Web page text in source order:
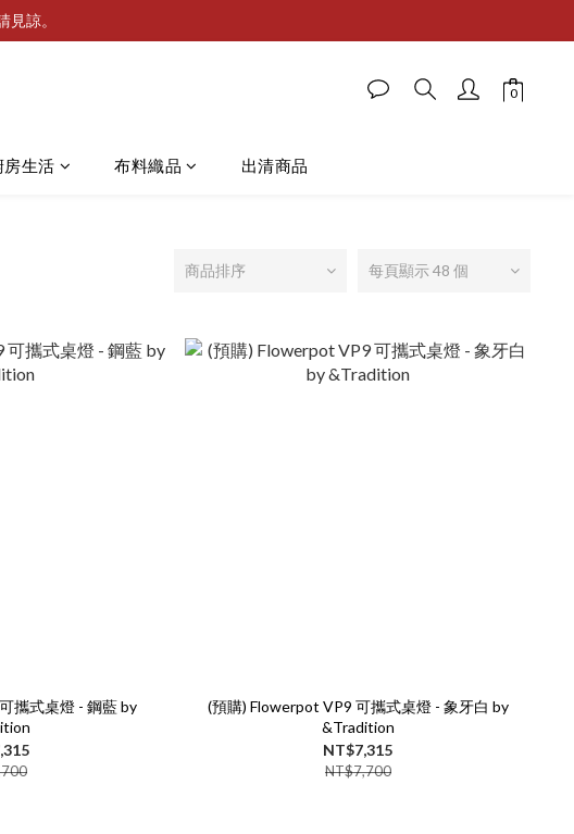
諒。
房生活 布料織品 出清商品
商品排序 每頁顯示 48 個
攜式桌燈 - 鋼藍 by
(預購) Flowerpot VP9 可攜式桌燈 - 象牙白 by
&Tradition
NT$7,315
NT$7,700